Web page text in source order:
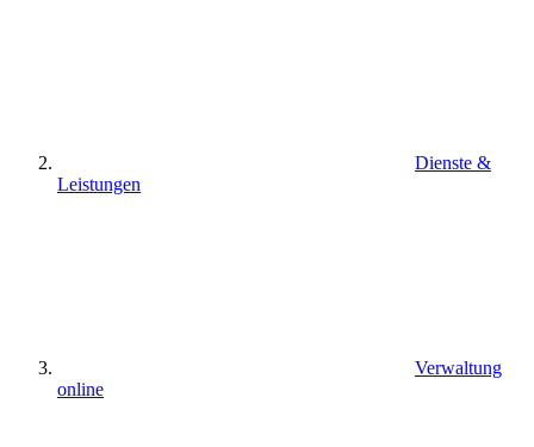
Dienste &
Leistungen
Verwaltung
online